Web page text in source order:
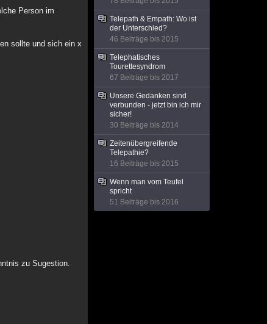
Person im
sollte und sich ein x
zu Sugestion.
Telepath & Empath: Wo ist
der Unterschied?
46 Beiträge bis 2015
Telephatisches
Tourettesyndrom
67 Beiträge bis 2017
Unsere Gedanken sind
verbunden - jetzt bin ich mir
sicher!
30 Beiträge bis 2014
Zeitenübergreifende
Telepathie?
16 Beiträge bis 2015
Wenn man vom Teufel
spricht
51 Beiträge bis 2016